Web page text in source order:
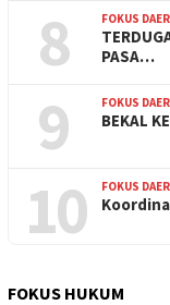
8 FOKUS
PASA…
9 FOKUS
BEKAL
10 FOKUS
FOKUS HUKUM